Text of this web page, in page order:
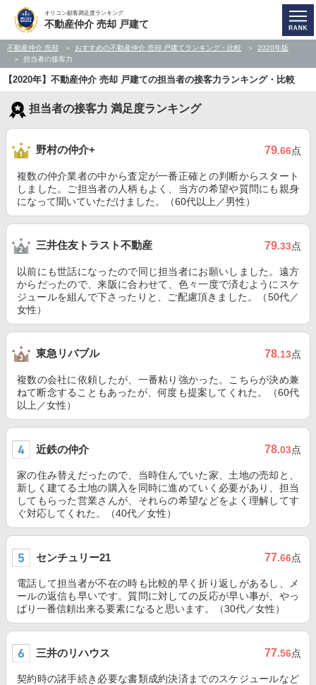
オリコン顧客満足度ランキング
不動産仲介 売却 戸建て
不動産仲介 売却 おすすめの不動産仲介 売却 戸建てランキング・比較
2020年版
担当者の接客力
【2020年】不動産仲介 売却 戸建ての担当者の接客力ランキング・比較
担当者の接客力 満足度ランキング
野村の仲介+ 79.66点
複数の仲介業者の中から査定が一番正確との判断からスタート
しました。ご担当者の人柄もよく、当方の希望や質問にも親身
になって聞いていただけました。（60代以上／男性）
三井住友トラスト不動産 79.33点
以前にも世話になったので同じ担当者にお願いしました。遠方
からだったので、来阪に合わせて、色々一度で済むようにスケ
ジュールを組んで下さったりと、ご配慮頂きました。（50代／
女性）
東急リバブル 78.13点
複数の会社に依頼したが、一番粘り強かった。こちらが決め兼
ねて断念することもあったが、何度も提案してくれた。（60代
以上／女性）
近鉄の仲介 78.03点
家の住み替えだったので、当時住んでいた家、土地の売却と、
新しく建てる土地の購入を同時に進めていく必要があり、担当
してもらった営業さんが、それらの希望などをよく理解してす
ぐ対応してくれた。（40代／女性）
センチュリー21 77.66点
電話して担当者が不在の時も比較的早く折り返しがあるし、メ
ールの返信も早いです。質問に対しての反応が早い事が、やっ
ぱり一番信頼出来る要素になると思います。（30代／女性）
三井のリハウス 77.56点
契約時の諸手続き必要な書類成約決済までのスケジュールなど